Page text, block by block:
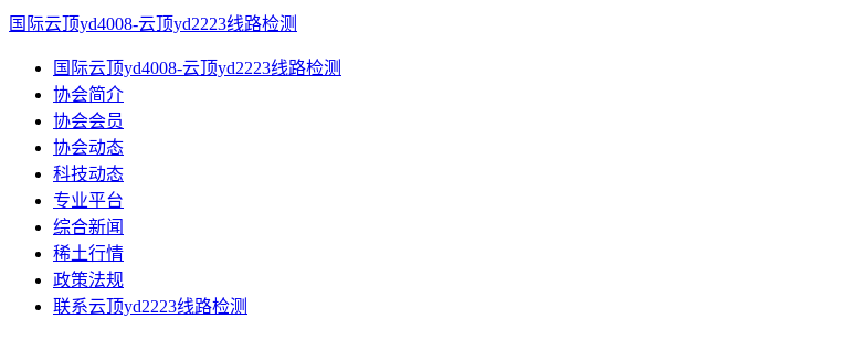
国际云顶yd4008-云顶yd2223线路检测
国际云顶yd4008-云顶yd2223线路检测
协会简介
协会会员
协会动态
科技动态
专业平台
综合新闻
稀土行情
政策法规
联系云顶yd2223线路检测